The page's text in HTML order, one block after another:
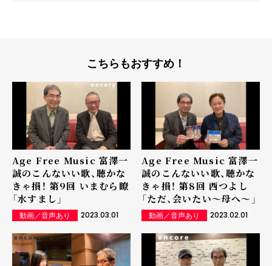
こちらもおすすめ！
Age Free Music 富澤一
誠のこんないい歌、聴かな
きゃ損！ 第9回 いまむら瞭
「水すまし」
動画／音声あり 2023.03.01
Age Free Music 富澤一
誠のこんないい歌、聴かな
きゃ損！ 第8回 西つよし
「ただ、会いたい～母へ～」
動画／音声あり 2023.02.01